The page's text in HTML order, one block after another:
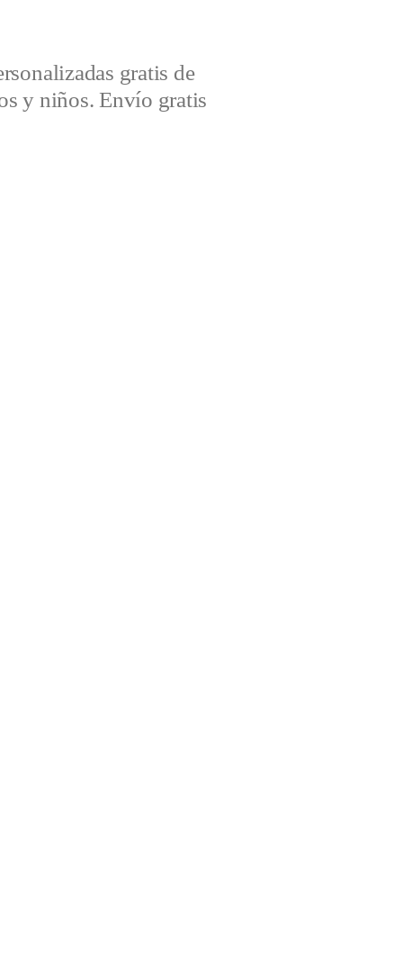
gratis de
y niños. Envío gratis